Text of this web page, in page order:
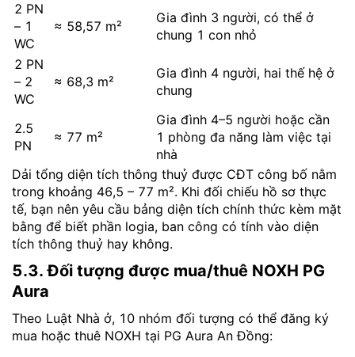
2 PN
– 1
WC
≈ 58,57 m²
Gia đình 3 người, có thể ở
chung 1 con nhỏ
2 PN
– 2
WC
≈ 68,3 m²
Gia đình 4 người, hai thế hệ ở
chung
2.5
PN
≈ 77 m²
Gia đình 4–5 người hoặc cần
1 phòng đa năng làm việc tại
nhà
Dải tổng diện tích thông thuỷ được CĐT công bố nằm
trong khoảng 46,5 – 77 m². Khi đối chiếu hồ sơ thực
tế, bạn nên yêu cầu bảng diện tích chính thức kèm mặt
bằng để biết phần logia, ban công có tính vào diện
tích thông thuỷ hay không.
5.3. Đối tượng được mua/thuê NOXH PG
Aura
Theo Luật Nhà ở, 10 nhóm đối tượng có thể đăng ký
mua hoặc thuê NOXH tại PG Aura An Đồng: